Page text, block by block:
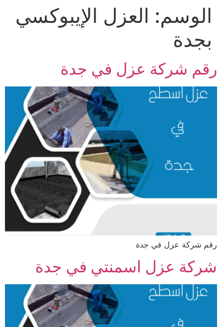
Skipالوسم: العزل الإيبوكسي
بجدة
رقم شركة عزل في جدة
رقم شركة عزل في جدة
شركة عزل اسمنتي في جدة